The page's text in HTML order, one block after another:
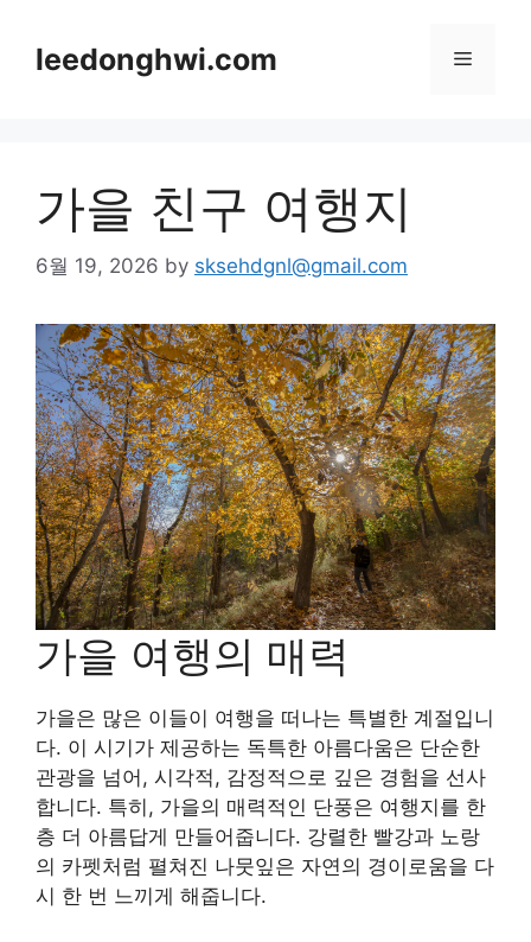
contentleedonghwi.com Menu
가을 친구 여행지
6월 19, 2026 by sksehdgnl@gmail.com
가을 여행의 매력
가을은 많은 이들이 여행을 떠나는 특별한 계절입니
다. 이 시기가 제공하는 독특한 아름다움은 단순한
관광을 넘어, 시각적, 감정적으로 깊은 경험을 선사
합니다. 특히, 가을의 매력적인 단풍은 여행지를 한
층 더 아름답게 만들어줍니다. 강렬한 빨강과 노랑
의 카펫처럼 펼쳐진 나뭇잎은 자연의 경이로움을 다
시 한 번 느끼게 해줍니다.